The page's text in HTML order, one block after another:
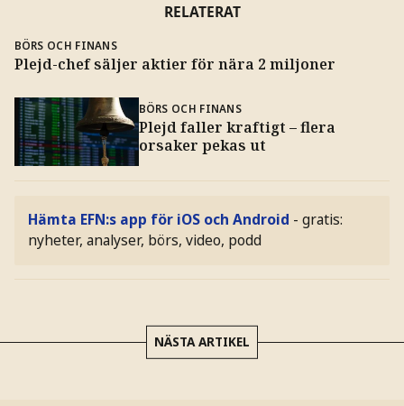
RELATERAT
BÖRS OCH FINANS
Plejd-chef säljer aktier för nära 2 miljoner
BÖRS OCH FINANS
Plejd faller kraftigt – flera
orsaker pekas ut
Hämta EFN:s app för iOS och Android - gratis:
nyheter, analyser, börs, video, podd
NÄSTA ARTIKEL